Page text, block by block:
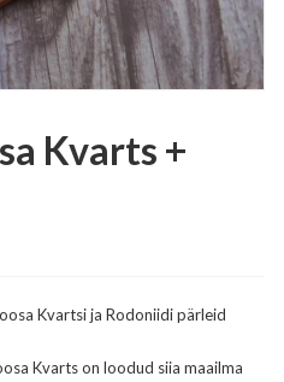
Kvarts +
Kvartsi ja Rodoniidi pärleid
Kvarts on loodud siia maailma